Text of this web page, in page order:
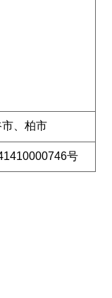
をさせて頂きました！
をさせて頂きました！
換をさせて頂きました！
ガラスコーティングを
をさせて頂きました！
、柏市
号